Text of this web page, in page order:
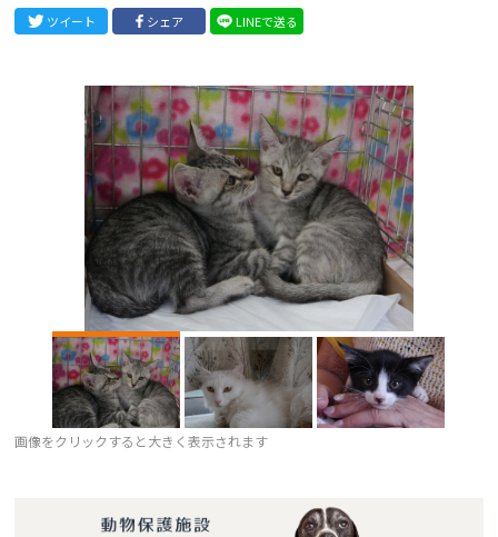
ツイート シェア LINEで送る
画像をクリックすると大きく表示されます